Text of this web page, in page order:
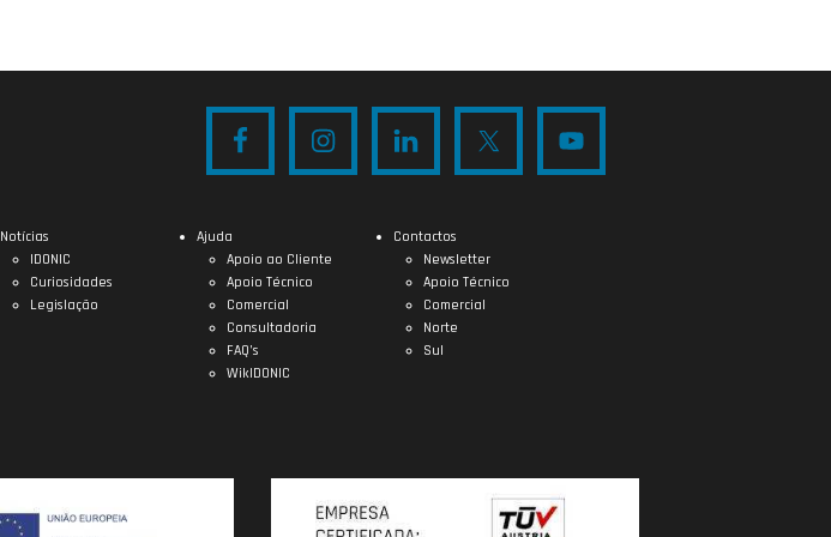
Notícias
IDONIC
Curiosidades
Legislação
Ajuda
Apoio ao Cliente
Apoio Técnico
Comercial
Consultadoria
FAQ’s
WikIDONIC
Contactos
Newsletter
Apoio Técnico
Comercial
Norte
Sul